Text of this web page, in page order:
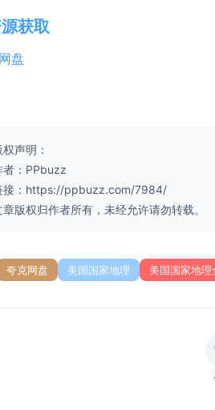
获取
盘
权声明：
者：PPbuzz
接：https://ppbuzz.com/7984/
章版权归作者所有，未经允许请勿转载。
夸克网盘 美国国家地理 美国国家地理